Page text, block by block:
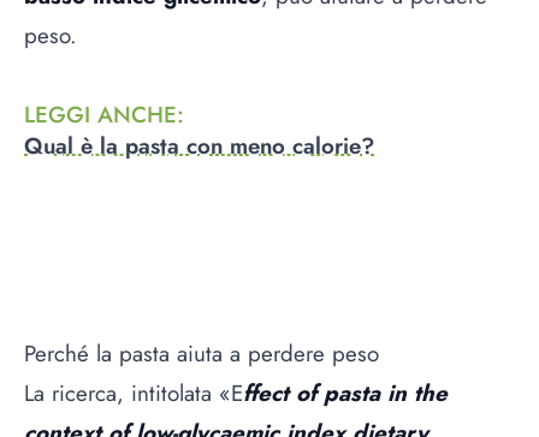
peso.
LEGGI ANCHE:
Qual è la pasta con meno calorie?
Perché la pasta aiuta a perdere peso
La ricerca, intitolata «Effect of pasta in the